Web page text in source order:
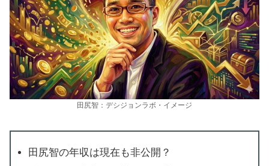
田尻智：デシジョンラボ・イメージ
田尻智の年収は現在も非公開？